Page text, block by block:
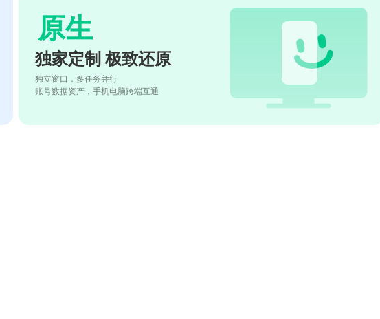
原生
独家定制 极致还原
独立窗口，多任务并行
账号数据资产，手机电脑跨端互通